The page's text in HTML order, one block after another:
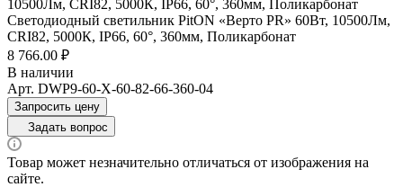
10500Лм, CRI82, 5000К, IP66, 60°, 360мм, Поликарбонат
Светодиодный светильник PitON «Верто PR» 60Вт, 10500Лм,
CRI82, 5000К, IP66, 60°, 360мм, Поликарбонат
8 766.00 ₽
В наличии
Арт. DWP9-60-X-60-82-66-360-04
Запросить цену
Задать вопрос
Товар может незначительно отличаться от изображения на
сайте.